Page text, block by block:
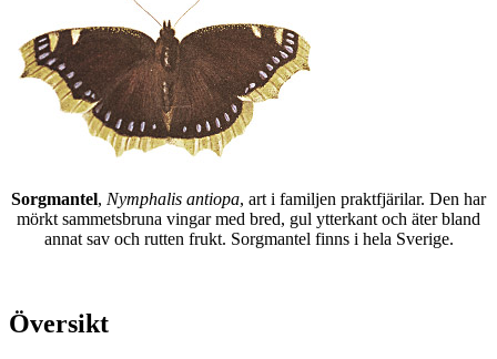
Sorgmantel, Nymphalis antiopa, art i familjen praktfjärilar. Den har
mörkt sammetsbruna vingar med bred, gul ytterkant och äter bland
annat sav och rutten frukt. Sorgmantel finns i hela Sverige.
Översikt